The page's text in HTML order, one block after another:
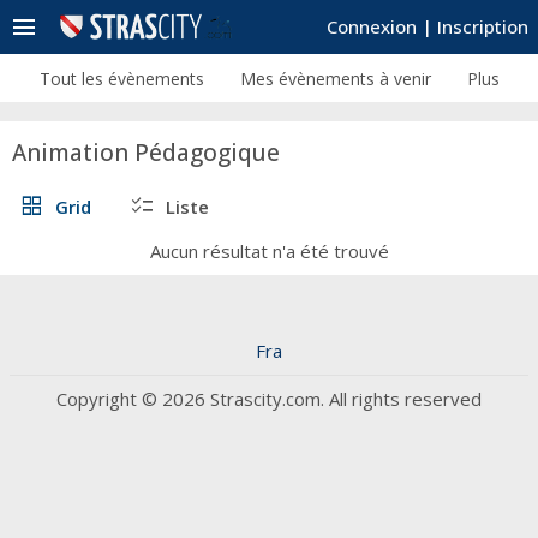
Connexion | Inscription
menu
Tout les évènements Mes évènements à venir Plus
Animation Pédagogique
grid_view Grid checklist Liste
Aucun résultat n'a été trouvé
Fra
Copyright © 2026 Strascity.com. All rights reserved